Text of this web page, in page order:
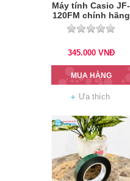
Máy tính Casio JF-
120FM chính hãng
345.000 VNĐ
MUA HÀNG
Ưa thích